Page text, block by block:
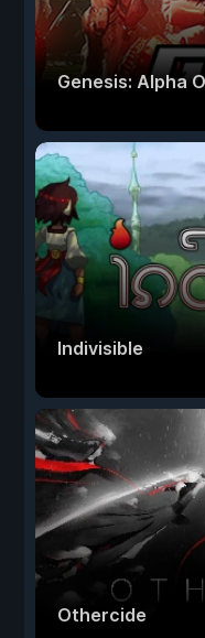
Genesis: Alpha
Indivisible
Othercide